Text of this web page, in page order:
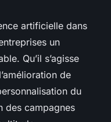
artificielle dans
un
Qu’il s’agisse
de
du
des campagnes